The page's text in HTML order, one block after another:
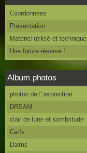
Coordonnées
Présentation
Matériel utilisé et technique
Une future réserve !
Album photos
photos de l' exposition
DREAM
clair de lune et sombritude
Cerfs
Daims